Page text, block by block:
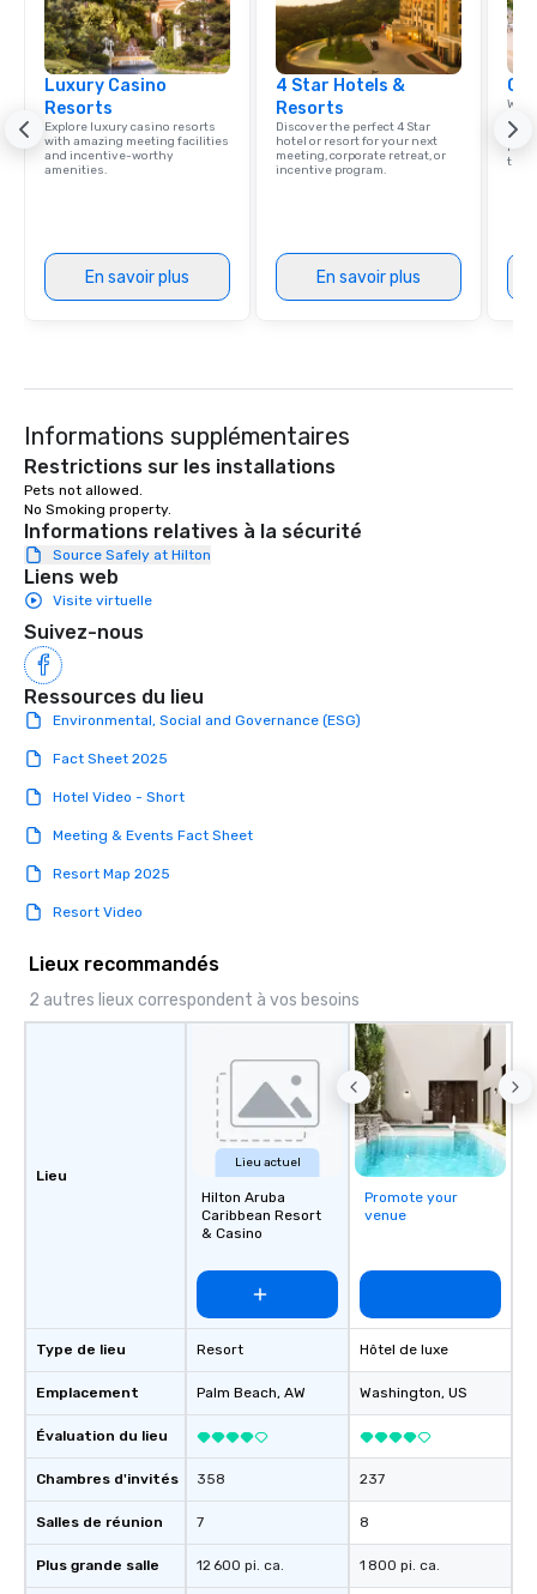
Luxury Casino
Resorts
Explore luxury casino resorts
with amazing meeting facilities
and incentive-worthy
amenities.
En savoir plus
4 Star Hotels &
Resorts
Discover the perfect 4 Star
hotel or resort for your next
meeting, corporate retreat, or
incentive program.
En savoir plus
Informations supplémentaires
Restrictions sur les installations
Pets not allowed.
No Smoking property.
Informations relatives à la sécurité
Source Safely at Hilton
Liens web
Visite virtuelle
Suivez-nous
Ressources du lieu
Environmental, Social and Governance (ESG)
Fact Sheet 2025
Hotel Video - Short
Meeting & Events Fact Sheet
Resort Map 2025
Resort Video
Lieux recommandés
2 autres lieux correspondent à vos besoins
Lieu
Type de lieu
Emplacement
Évaluation du lieu
Chambres d'invités
Salles de réunion
Plus grande salle
Lieu actuel
Hilton Aruba
Caribbean Resort
& Casino
Resort
Palm Beach, AW
358
7
12 600 pi. ca.
Promote your
venue
Hôtel de luxe
Washington, US
237
8
1 800 pi. ca.